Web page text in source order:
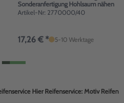
Sonderanfertigung Hohlsaum nähen
Artikel-Nr: 2770000/40
17,26 € * 5-10 Werktage
Hier Reifenservice: Motiv Reifen